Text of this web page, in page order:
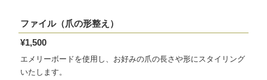
ファイル（爪の形整え）
¥1,500
エメリーボードを使用し、お好みの爪の長さや形にスタイリング
いたします。